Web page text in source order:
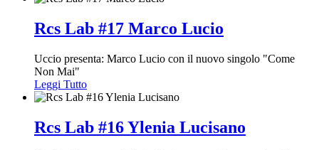
Rcs Lab #17 Marco Lucio
Uccio presenta: Marco Lucio con il nuovo singolo "Come
Non Mai"
Leggi Tutto
Rcs Lab #16 Ylenia Lucisano